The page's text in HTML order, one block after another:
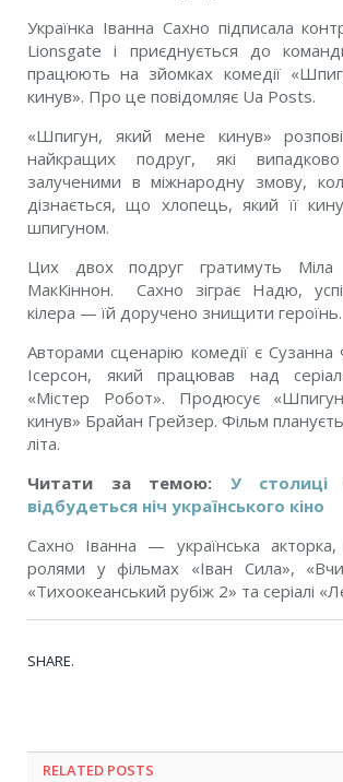
Українка Іванна Сахно підписала
Lionsgate і приєднується до
працюють на зйомках комедії
кинув». Про це повідомляє Ua Posts.
«Шпигун, який мене кинув»
найкращих подруг, які
залученими в міжнародну змову,
дізнається, що хлопець, який її
шпигуном.
Цих двох подруг гратимуть Міла
МакКіннон. Сахно зіграє Надю,
кілера — їй доручено знищити героїнь.
Авторами сценарію комедії є Сузанна
Ісерсон, який працював над
«Містер Робот». Продюсує
кинув» Брайан Грейзер. Фільм
літа.
Читати за темою: У столиці
відбудеться ніч українського кіно
Сахно Іванна — українська акторка,
ролями у фільмах «Іван Сила»,
«Тихоокеанський рубіж 2» та серіалі
SHARE.
RELATED POSTS